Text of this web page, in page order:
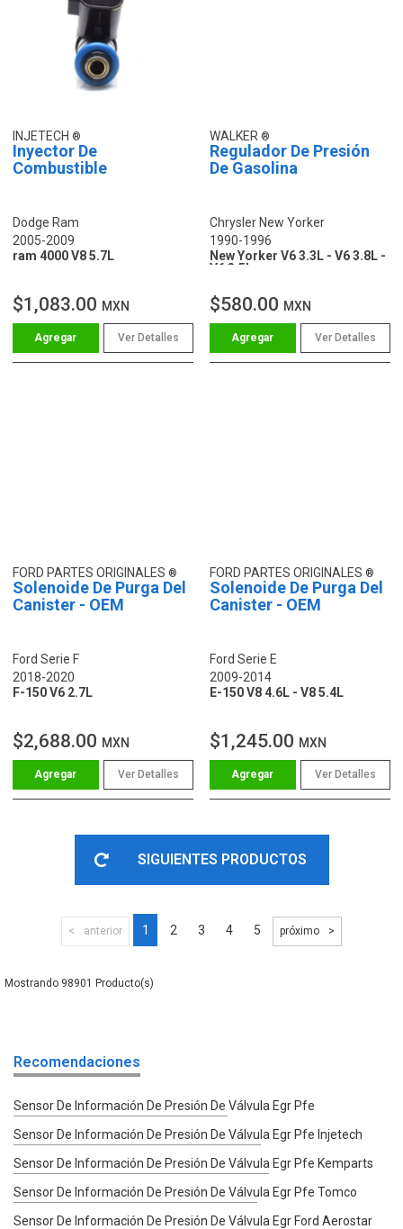
INJETECH
Inyector De
Combustible
Dodge Ram
2005-2009
ram 4000 V8 5.7L
$1,083.00 MXN
Ver Detalles
WALKER
Regulador De Presión
De Gasolina
Chrysler New Yorker
1990-1996
New Yorker V6 3.3L - V6 3.8L -
V6 3.5L
$580.00 MXN
Ver Detalles
FORD PARTES ORIGINALES
Solenoide De Purga Del
Canister - OEM
Ford Serie F
2018-2020
F-150 V6 2.7L
$2,688.00 MXN
Ver Detalles
FORD PARTES ORIGINALES
Solenoide De Purga Del
Canister - OEM
Ford Serie E
2009-2014
E-150 V8 4.6L - V8 5.4L
$1,245.00 MXN
Ver Detalles
SIGUIENTES PRODUCTOS
anterior 1 2 3 4 5 próximo
98901
Recomendaciones
Sensor De Información De Presión De Válvula Egr Pfe
Sensor De Información De Presión De Válvula Egr Pfe Injetech
Sensor De Información De Presión De Válvula Egr Pfe Kemparts
Sensor De Información De Presión De Válvula Egr Pfe Tomco
Sensor De Información De Presión De Válvula Egr Ford Aerostar